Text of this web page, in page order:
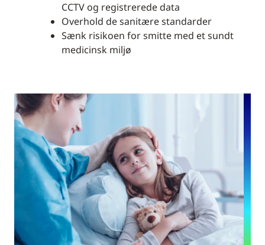
CCTV og registrerede data
Overhold de sanitære standarder
Sænk risikoen for smitte med et sundt
medicinsk miljø